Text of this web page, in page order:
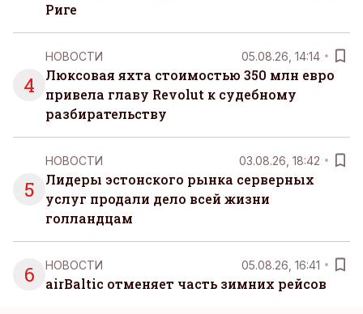
Риге
4
НОВОСТИ 05.08.26, 14:14
Люксовая яхта стоимостью 350 млн евро
привела главу Revolut к судебному
разбирательству
5
НОВОСТИ 03.08.26, 18:42
Лидеры эстонского рынка серверных
услуг продали дело всей жизни
голландцам
6 НОВОСТИ 05.08.26, 16:41
airBaltic отменяет часть зимних рейсов